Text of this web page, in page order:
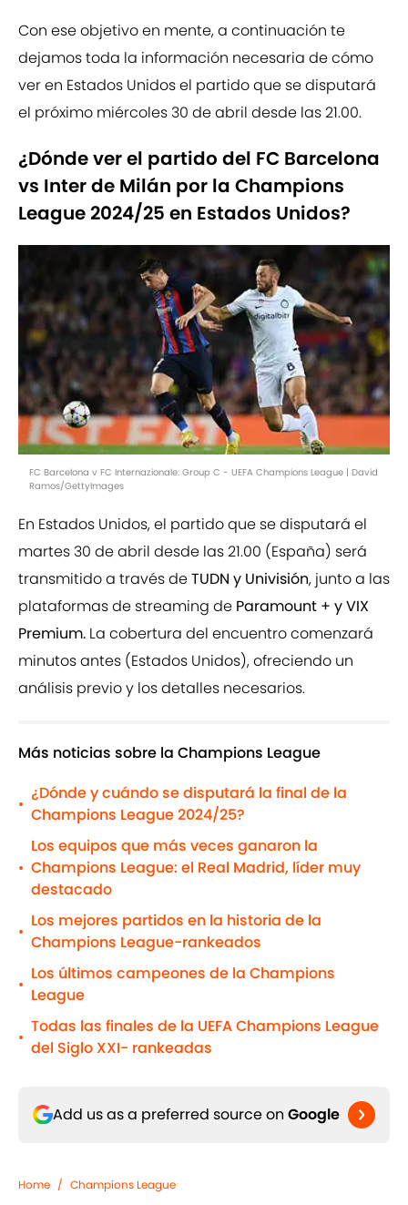
Con ese objetivo en mente, a continuación te
dejamos toda la información necesaria de cómo
ver en Estados Unidos el partido que se disputará
el próximo miércoles 30 de abril desde las 21.00.
¿Dónde ver el partido del FC Barcelona
vs Inter de Milán por la Champions
League 2024/25 en Estados Unidos?
FC Barcelona v FC Internazionale: Group C - UEFA Champions League | David
Ramos/GettyImages
En Estados Unidos, el partido que se disputará el
martes 30 de abril desde las 21.00 (España) será
transmitido a través deTUDN y Univisión, junto a las
plataformas de streaming de Paramount + y VIX
Premium. La cobertura del encuentro comenzará
minutos antes (Estados Unidos), ofreciendo un
análisis previo y los detalles necesarios.
Más noticias sobre la Champions League
•
¿Dónde y cuándo se disputará la final de la
Champions League 2024/25?
•
Los equipos que más veces ganaron la
Champions League: el Real Madrid, líder muy
destacado
•
Los mejores partidos en la historia de la
Champions League-rankeados
•
Los últimos campeones de la Champions
League
•
Todas las finales de la UEFA Champions League
del Siglo XXI- rankeadas
Add us as a preferred source on Google
Home / Champions League